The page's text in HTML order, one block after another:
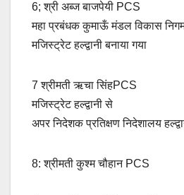
6; श्री अब्ज बाजपेयी PCS
महा प्रबंधक कुमाऊँ मंडल विकास
मजिस्ट्रेट हल्द्वानी बनाया गया
7 श्रीमती ऋचा सिंहPCS
मजिस्ट्रेट हल्द्वानी से
अपर निदेशक प्रतिक्षण निदेशालय
8: श्रीमती कुश्म चौहान PCS